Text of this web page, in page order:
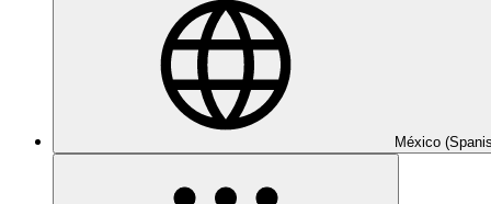
México